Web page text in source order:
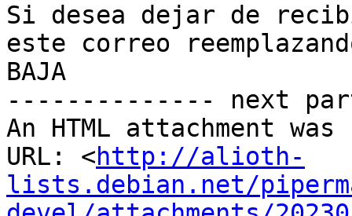
Si desea dejar de
este correo
BAJA
-------------- next
An HTML attachment
URL: <http://alioth-
lists.debian.net/